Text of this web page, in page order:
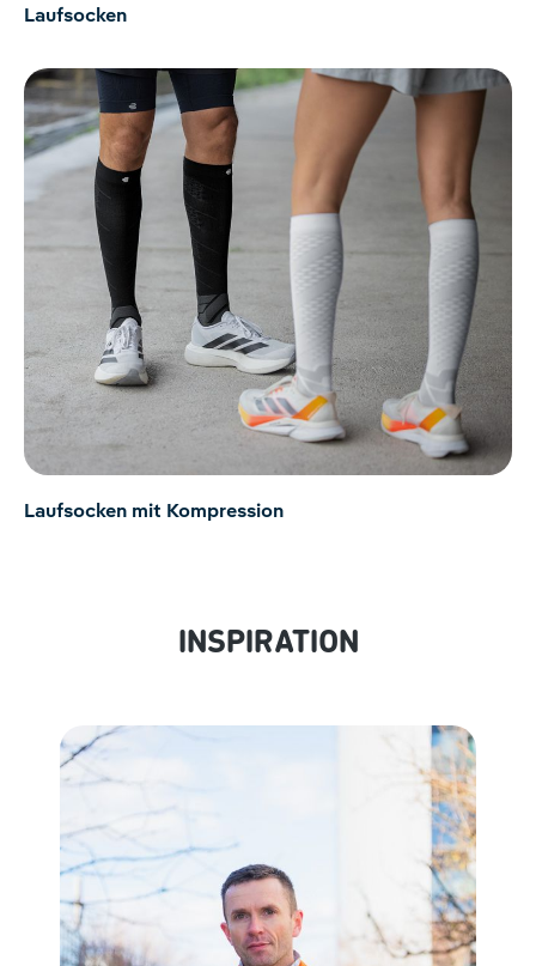
Laufsocken
Laufsocken mit Kompression
INSPIRATION